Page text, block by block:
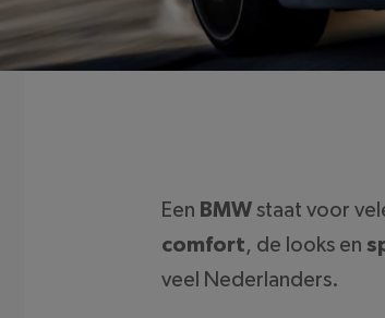
Een BMW staat voor
comfort, de looks en
veel Nederlanders.